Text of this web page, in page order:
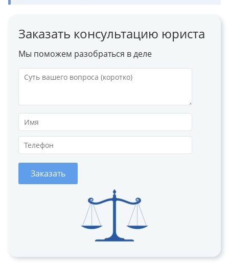
Заказать консультацию юриста
Мы поможем разобраться в деле
Заказать